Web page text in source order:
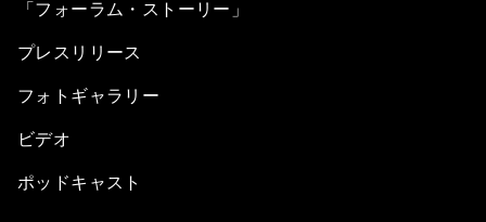
「フォーラム・ストーリー」
プレスリリース
フォトギャラリー
ビデオ
ポッドキャスト